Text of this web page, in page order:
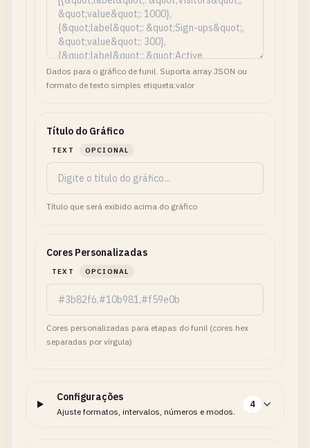
Dados para o gráfico de funil. Suporta array JSON ou
formato de texto simples etiqueta:valor
Título do Gráfico
TEXT OPCIONAL
Título que será exibido acima do gráfico
Cores Personalizadas
TEXT OPCIONAL
Cores personalizadas para etapas do funil (cores hex
separadas por vírgula)
Configurações
Ajuste formatos, intervalos, números e modos.
4